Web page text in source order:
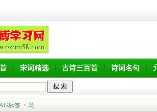
宋词精选 古诗三百首 诗词名句
标签 > 花